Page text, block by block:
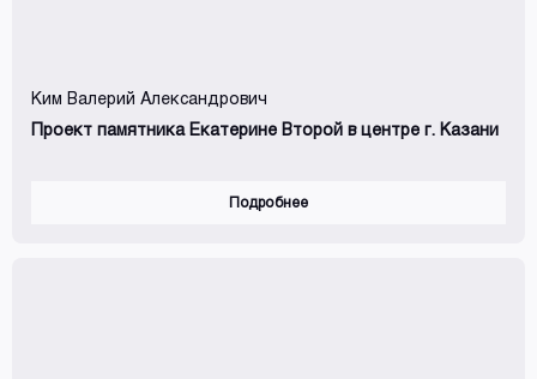
Ким Валерий Александрович
Проект памятника Екатерине Второй в центре г. Казани
Подробнее